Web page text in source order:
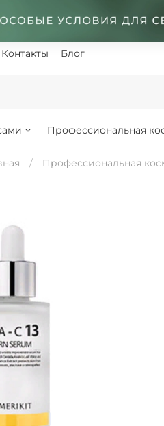
Контакты Блог
Профессиональная
Профессиональная